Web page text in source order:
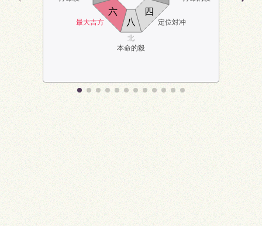
最大吉方
本命的殺
定位対冲
北
八
四
六